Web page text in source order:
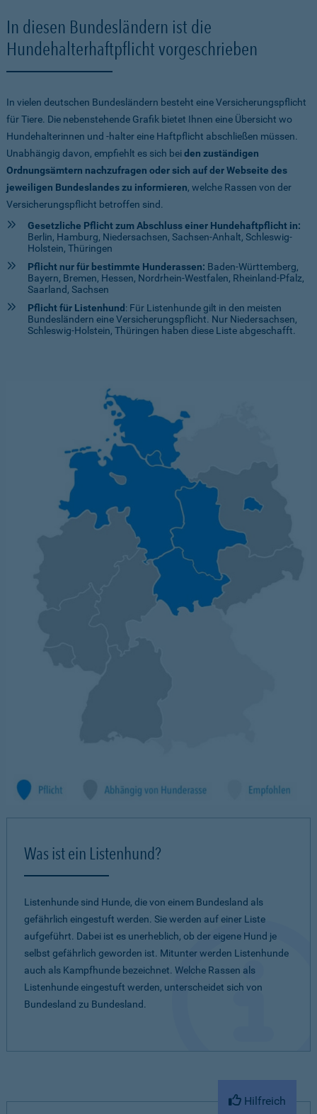
In diesen Bundesländern ist die
Hundehalterhaftpflicht vorgeschrieben
In vielen deutschen Bundesländern besteht eine Versicherungspflicht
für Tiere. Die nebenstehende Grafik bietet Ihnen eine Übersicht wo
Hundehalterinnen und -halter eine Haftpflicht abschließen müssen.
Unabhängig davon, empfiehlt es sich beiden zuständigen
Ordnungsämtern nachzufragen oder sich auf der Webseite des
jeweiligen Bundeslandes zu informieren, welche Rassen von der
Versicherungspflicht betroffen sind.
Gesetzliche Pflicht zum Abschluss einer Hundehaftpflicht in:
Berlin, Hamburg, Niedersachsen, Sachsen-Anhalt, Schleswig-
Holstein, Thüringen
Pflicht nur für bestimmte Hunderassen: Baden-Württemberg,
Bayern, Bremen, Hessen, Nordrhein-Westfalen, Rheinland-Pfalz,
Saarland, Sachsen
Pflicht für Listenhund : Für Listenhunde gilt in den meisten
Bundesländern eine Versicherungspflicht. Nur Niedersachsen,
Schleswig-Holstein, Thüringen haben diese Liste abgeschafft.
Was ist ein Listenhund?
Listenhunde sind Hunde, die von einem Bundesland als
gefährlich eingestuft werden. Sie werden auf einer Liste
aufgeführt. Dabei ist es unerheblich, ob der eigene Hund je
selbst gefährlich geworden ist. Mitunter werden Listenhunde
auch als Kampfhunde bezeichnet. Welche Rassen als
Listenhunde eingestuft werden, unterscheidet sich von
Bundesland zu Bundesland.
Hilfreich